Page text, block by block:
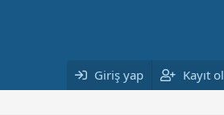
Giriş yap Kayıt ol